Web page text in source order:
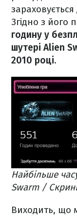
Згідно з його
годину у
шутері Alien
2010 році.
Найбільше
Swarm /
Виходить, що